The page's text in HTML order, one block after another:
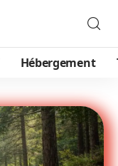
Hébergement